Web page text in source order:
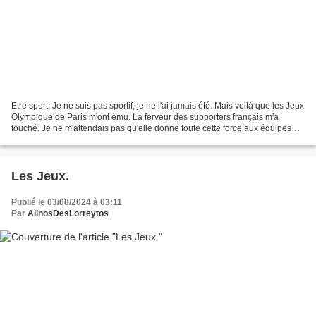
Etre sport. Je ne suis pas sportif, je ne l'ai jamais été. Mais voilà que les Jeux
Olympique de Paris m'ont ému. La ferveur des supporters français m'a
touché. Je ne m'attendais pas qu'elle donne toute cette force aux équipes
Les Jeux.
Publié le 03/08/2024 à 03:11
Par AlinosDesLorreytos